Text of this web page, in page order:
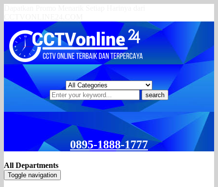
search
0895-1888-1777
All Departments
Toggle navigation